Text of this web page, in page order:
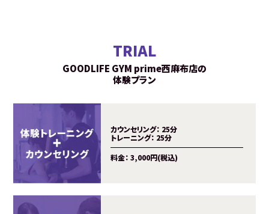
TRIAL
GOODLIFE GYM prime西麻布店の
体験プラン
カウンセリング： 25分
トレーニング： 25分
料金： 3,000円(税込)